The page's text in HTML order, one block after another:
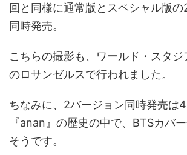
回と同様に通常版とスペシャル版
同時発売。
こちらの撮影も、ワールド・スタジ
のロサンゼルスで行われました。
ちなみに、2バージョン同時発売は
『anan』の歴史の中で、BTSカバ
そうです。